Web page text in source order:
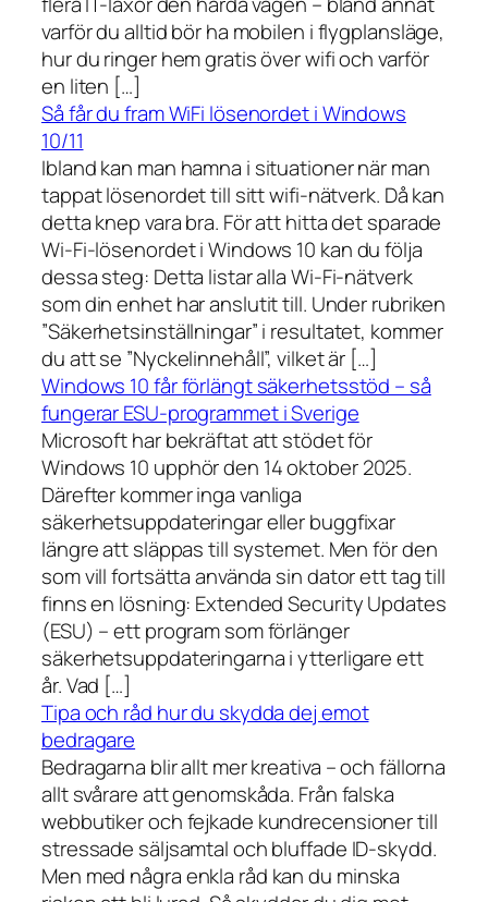
varför du alltid bör ha mobilen i flygplansläge,
hur du ringer hem gratis över wifi och varför
en liten […]
Så får du fram WiFi lösenordet i Windows
10/11
Ibland kan man hamna i situationer när man
tappat lösenordet till sitt wifi-nätverk. Då kan
detta knep vara bra. För att hitta det sparade
Wi-Fi-lösenordet i Windows 10 kan du följa
dessa steg: Detta listar alla Wi-Fi-nätverk
som din enhet har anslutit till. Under rubriken
”Säkerhetsinställningar” i resultatet, kommer
du att se ”Nyckelinnehåll”, vilket är […]
Windows 10 får förlängt säkerhetsstöd – så
fungerar ESU-programmet i Sverige
Microsoft har bekräftat att stödet för
Windows 10 upphör den 14 oktober 2025.
Därefter kommer inga vanliga
säkerhetsuppdateringar eller buggfixar
längre att släppas till systemet. Men för den
som vill fortsätta använda sin dator ett tag till
finns en lösning: Extended Security Updates
(ESU) – ett program som förlänger
säkerhetsuppdateringarna i ytterligare ett
år. Vad […]
Tipa och råd hur du skydda dej emot
bedragare
Bedragarna blir allt mer kreativa – och fällorna
allt svårare att genomskåda. Från falska
webbutiker och fejkade kundrecensioner till
stressade säljsamtal och bluffade ID-skydd.
Men med några enkla råd kan du minska